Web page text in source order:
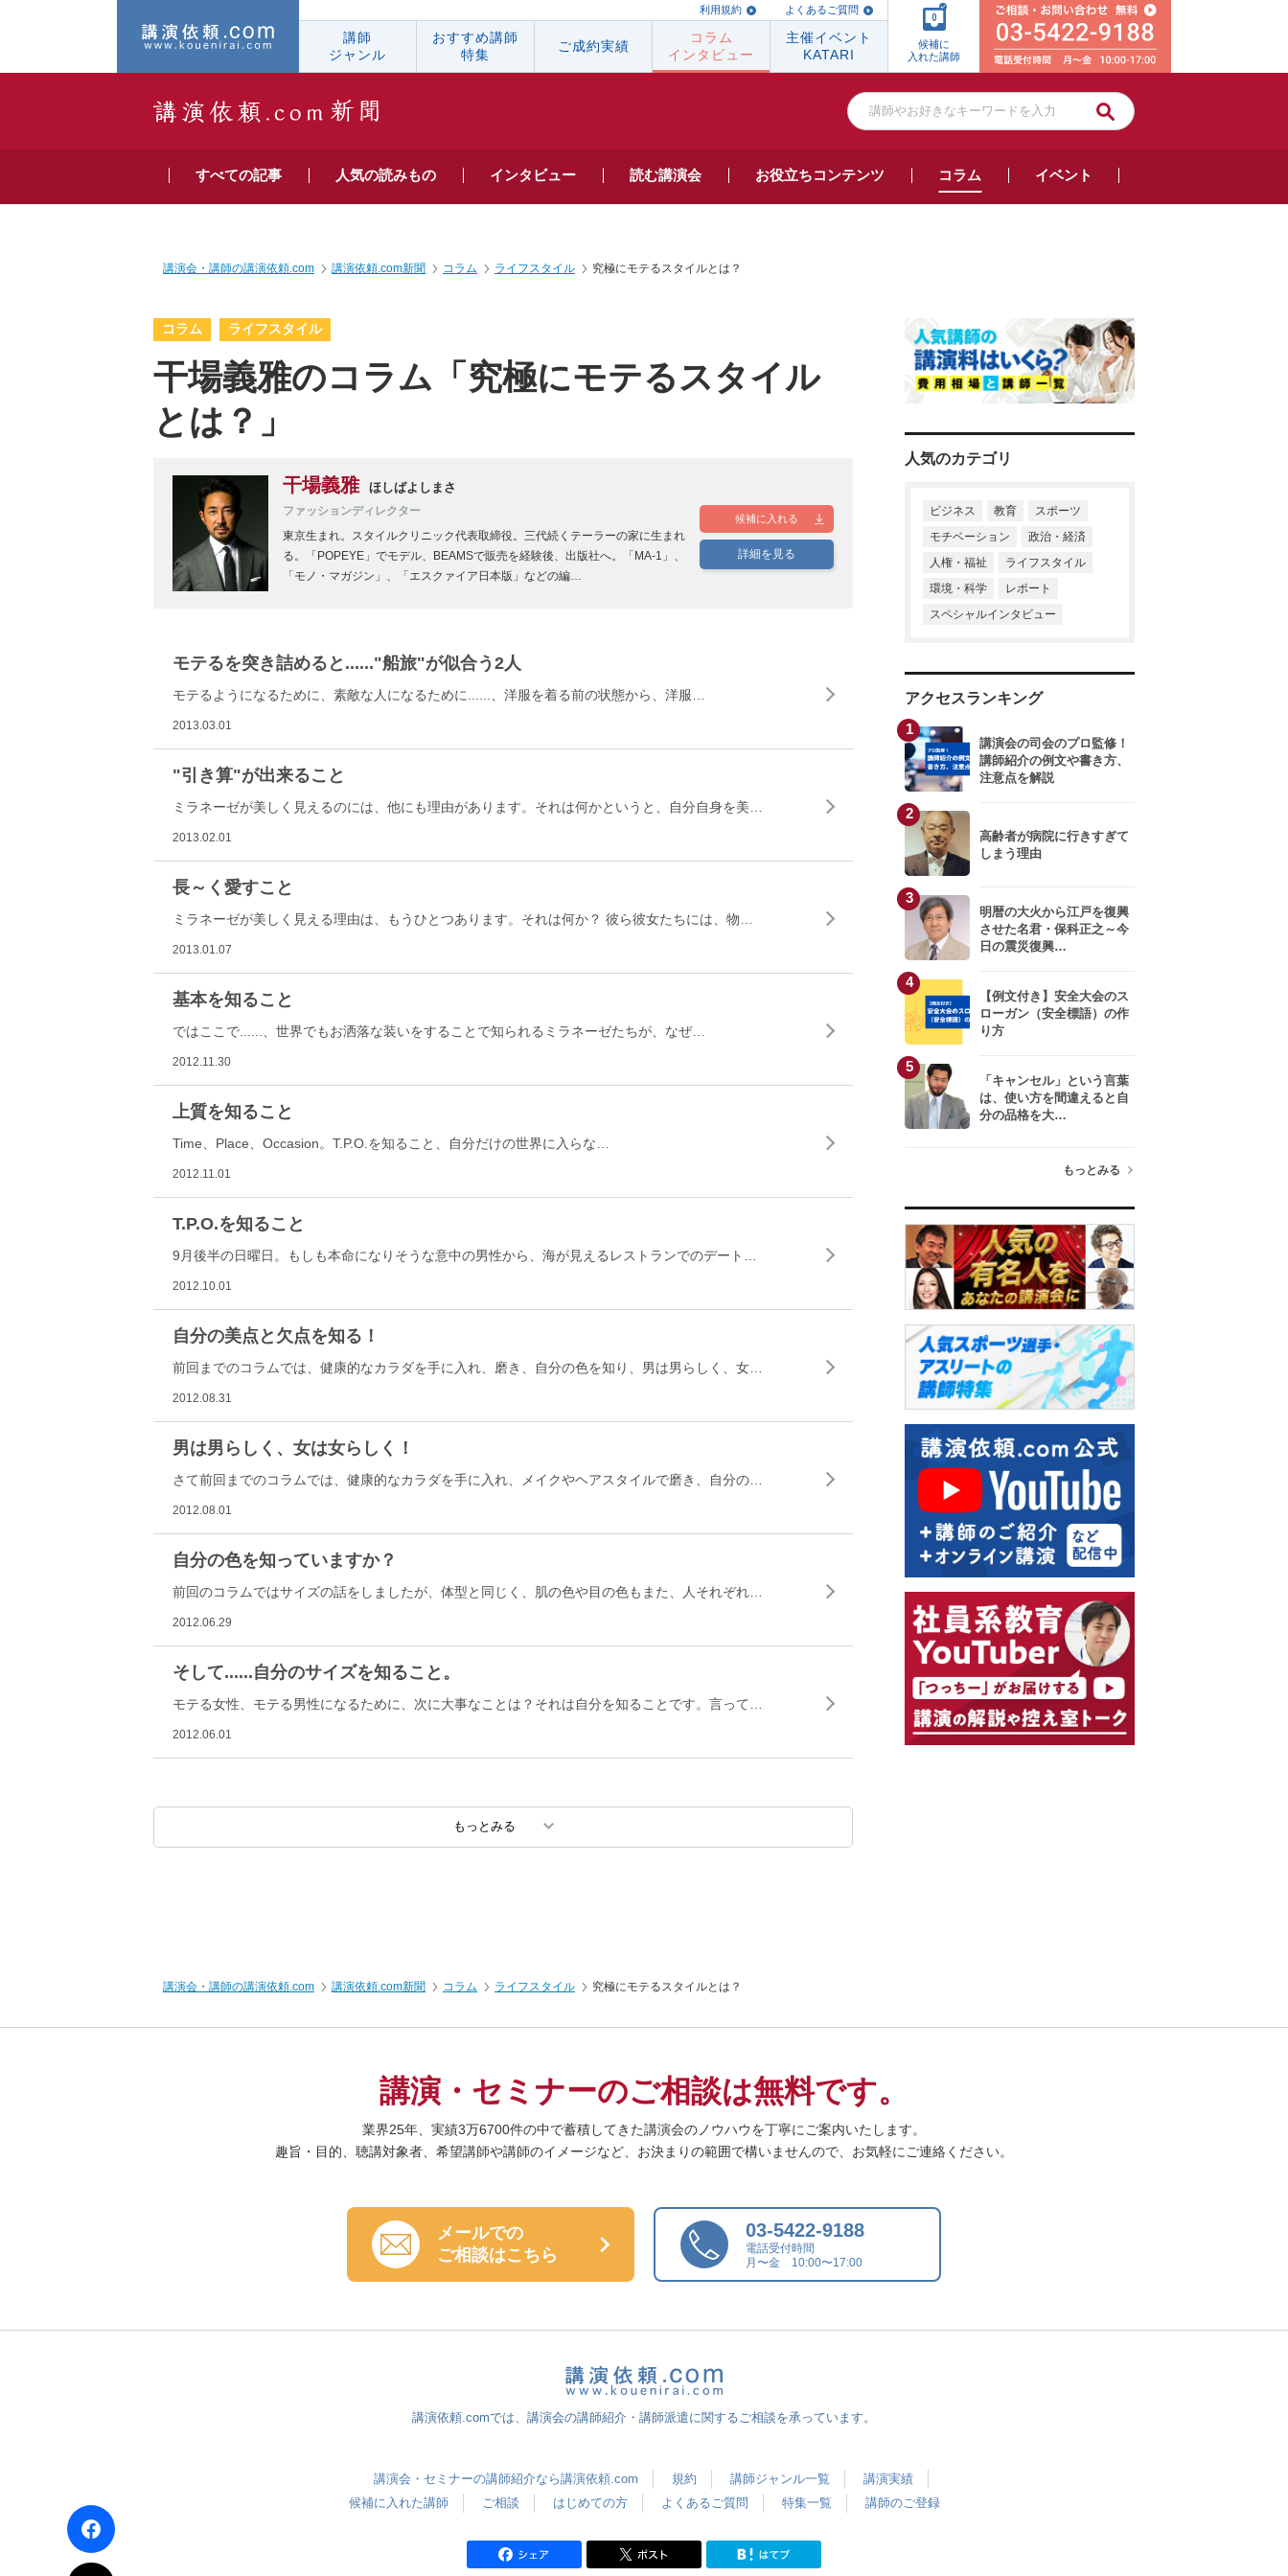
利用規約 よくあるご質問
講師
ジャンル
おすすめ講師
特集
ご成約実績
コラム
インタビュー
主催イベント
KATARI
0
候補に
入れた講師
すべての記事 人気の読みもの インタビュー 読む講演会 お役立ちコンテンツ コラム イベント
講演会・講師の講演依頼.com 講演依頼.com新聞 コラム ライフスタイル 究極にモテるスタイルとは？
コラム ライフスタイル
干場義雅のコラム「究極にモテるスタイル
とは？」
干場義雅 ほしばよしまさ
ファッションディレクター
東京生まれ。スタイルクリニック代表取締役。三代続くテーラーの家に生まれ
る。「POPEYE」でモデル、BEAMSで販売を経験後、出版社へ。「MA-1」、
「モノ・マガジン」、「エスクァイア日本版」などの編…
候補に入れる
詳細を見る
モテるを突き詰めると......"船旅"が似合う2人
モテるようになるために、素敵な人になるために......、洋服を着る前の状態から、洋服…
2013.03.01
"引き算"が出来ること
ミラネーゼが美しく見えるのには、他にも理由があります。それは何かというと、自分自身を美…
2013.02.01
長～く愛すこと
ミラネーゼが美しく見える理由は、もうひとつあります。それは何か？ 彼ら彼女たちには、物…
2013.01.07
基本を知ること
ではここで......、世界でもお洒落な装いをすることで知られるミラネーゼたちが、なぜ…
2012.11.30
上質を知ること
Time、Place、Occasion。T.P.O.を知ること、自分だけの世界に入らな…
2012.11.01
T.P.O.を知ること
9月後半の日曜日。もしも本命になりそうな意中の男性から、海が見えるレストランでのデート…
2012.10.01
自分の美点と欠点を知る！
前回までのコラムでは、健康的なカラダを手に入れ、磨き、自分の色を知り、男は男らしく、女…
2012.08.31
男は男らしく、女は女らしく！
さて前回までのコラムでは、健康的なカラダを手に入れ、メイクやヘアスタイルで磨き、自分の…
2012.08.01
自分の色を知っていますか？
前回のコラムではサイズの話をしましたが、体型と同じく、肌の色や目の色もまた、人それぞれ…
2012.06.29
そして......自分のサイズを知ること。
モテる女性、モテる男性になるために、次に大事なことは？それは自分を知ることです。言って…
2012.06.01
もっとみる
人気のカテゴリ
ビジネス 教育
スポーツ
モチベーション
政治・経済
人権・福祉
ライフスタイル
環境・科学
レポート
スペシャルインタビュー
アクセスランキング
1
講演会の司会のプロ監修！
講師紹介の例文や書き方、
注意点を解説
2
高齢者が病院に行きすぎて
しまう理由
3
明暦の大火から江戸を復興
させた名君・保科正之～今
日の震災復興…
4
【例文付き】安全大会のス
ローガン（安全標語）の作
り方
5
「キャンセル」という言葉
は、使い方を間違えると自
分の品格を大…
もっとみる
講演会・講師の講演依頼.com 講演依頼.com新聞 コラム ライフスタイル 究極にモテるスタイルとは？
講演・セミナーのご相談は無料です。
業界25年、実績3万6700件の中で蓄積してきた講演会のノウハウを丁寧にご案内いたします。
趣旨・目的、聴講対象者、希望講師や講師のイメージなど、 お決まりの範囲で構いませんので、 お気軽にご連絡ください。
メールでの
ご相談はこちら
03-5422-9188
電話受付時間
月〜金 10:00〜17:00
講演依頼.comでは、講演会の講師紹介・講師派遣に関するご相談を承っています。
講演会・セミナーの講師紹介なら講演依頼.com 規約 講師ジャンル一覧
講演実績
候補に入れた講師
ご相談 はじめての方 よくあるご質問 特集一覧 講師のご登録